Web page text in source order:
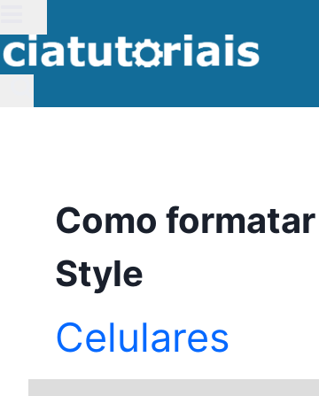
para
o
Como
Style
Celulares